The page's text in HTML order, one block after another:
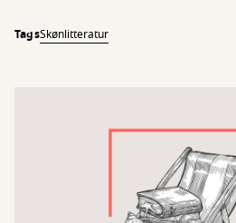
TagsSkønlitteratur